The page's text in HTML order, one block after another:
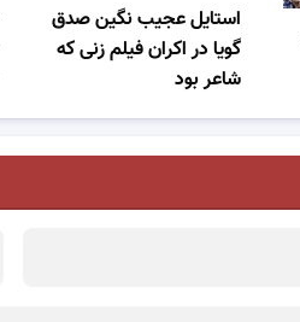
استایل عجیب نگین صدق
گویا در اکران فیلم زنی که
شاعر بود